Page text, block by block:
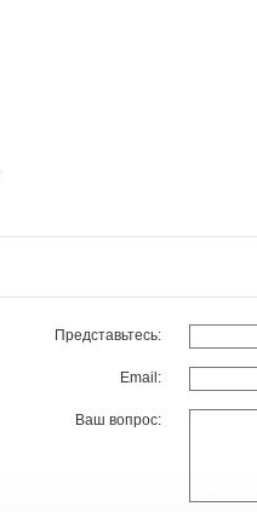
Представьтесь:
Email:
Ваш вопрос: